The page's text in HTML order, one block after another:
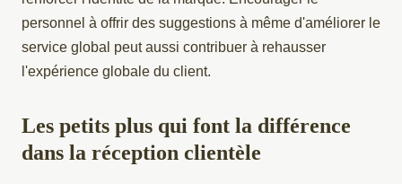
personnel à offrir des suggestions à même d'améliorer le
service global peut aussi contribuer à rehausser
l'expérience globale du client.
Les petits plus qui font la différence
dans la réception clientèle